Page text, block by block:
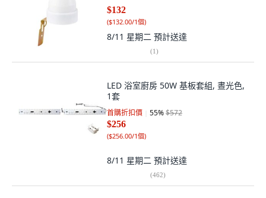
$132
($132.00/1個)
8/11 星期二 預計送達
(1)
LED 浴室廚房 50W 基板套組, 晝光色,
1套
首購折扣價 55%$572
$256
($256.00/1個)
8/11 星期二 預計送達
(462)